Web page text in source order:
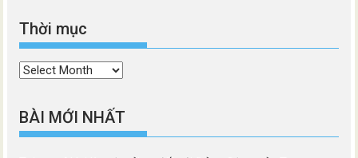
Thời mục
Thời
BÀI MỚI NHẤT